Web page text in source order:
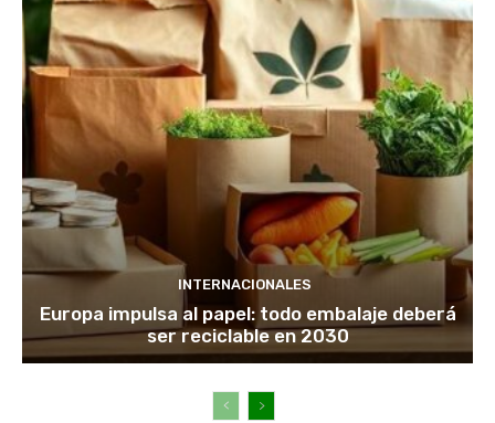
INTERNACIONALES
Europa impulsa al papel: todo embalaje deberá
ser reciclable en 2030